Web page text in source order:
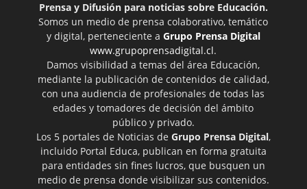
Prensa y Difusión para noticias sobre Educación.
Somos un medio de prensa colaborativo, temático
y digital, perteneciente a Grupo Prensa Digital
www.grupoprensadigital.cl.
Damos visibilidad a temas del área Educación,
mediante la publicación de contenidos de calidad,
con una audiencia de profesionales de todas las
edades y tomadores de decisión del ámbito
público y privado.
Los 5 portales de Noticias de Grupo Prensa Digital,
incluido Portal Educa, publican en forma gratuita
para entidades sin fines lucros, que busquen un
medio de prensa donde visibilizar sus contenidos.